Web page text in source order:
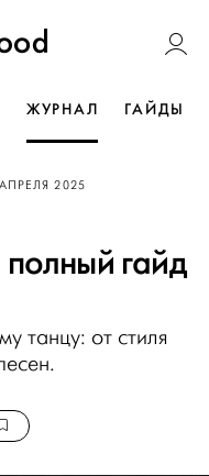
Weddywood
ЖУРНАЛ ГАЙДЫ
2025
гайд
танцу: от стиля